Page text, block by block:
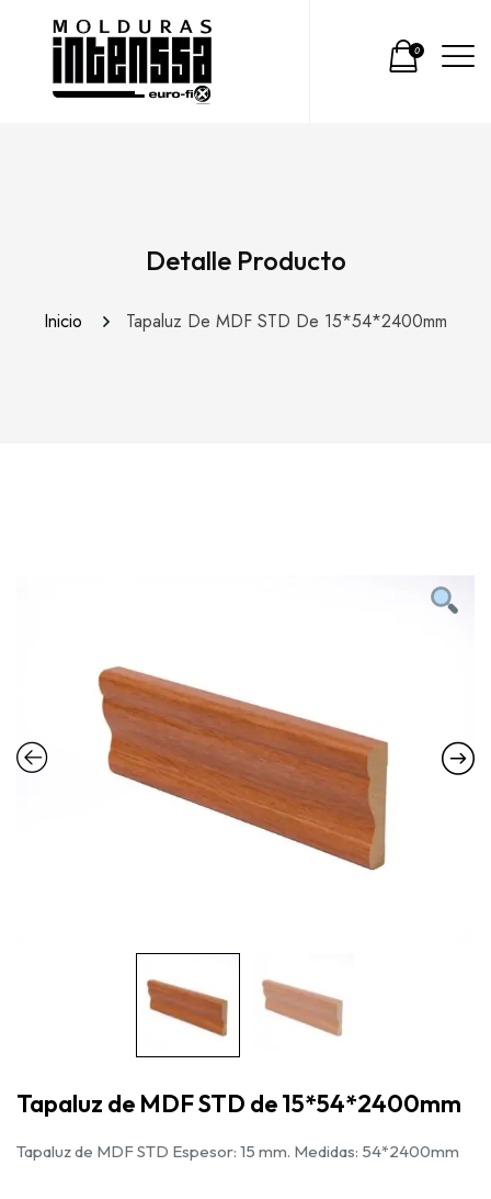
0
Detalle Producto
Inicio Tapaluz De MDF STD De 15*54*2400mm
Tapaluz de MDF STD de 15*54*2400mm
Tapaluz de MDF STD Espesor: 15 mm. Medidas: 54*2400mm